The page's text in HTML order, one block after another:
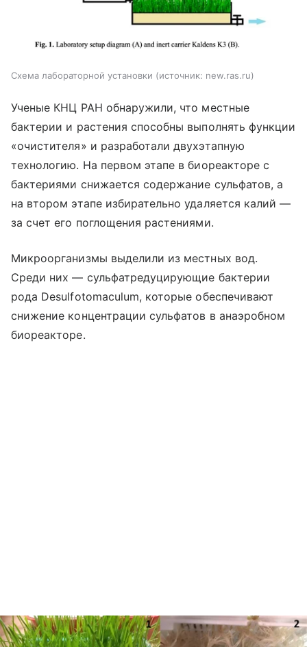
Схема лабораторной установки источник: new.ras.ru
Ученые КНЦ РАН обнаружили, что местные
бактерии и растения способны выполнять функции
«очистителя» и разработали двухэтапную
технологию. На первом этапе в биореакторе с
бактериями снижается содержание сульфатов, а
на втором этапе избирательно удаляется калий —
за счет его поглощения растениями.
Микроорганизмы выделили из местных вод.
Среди них — сульфатредуцирующие бактерии
рода Desulfotomaculum, которые обеспечивают
снижение концентрации сульфатов в анаэробном
биореакторе.